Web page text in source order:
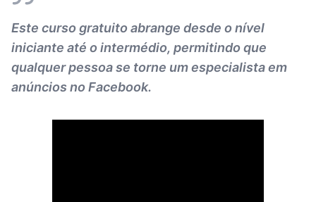
Este curso gratuito abrange desde o nível
iniciante até o intermédio, permitindo que
qualquer pessoa se torne um especialista em
anúncios no Facebook.